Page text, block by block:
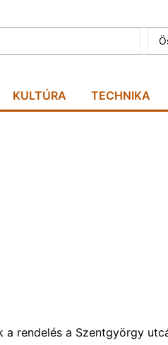
KULTÚRA TECHNIKA
rendelés a Szentgyörgy